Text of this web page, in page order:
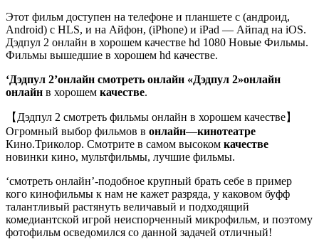
Этот фильм доступен на телефоне и планшете с (андроид,
Android) с HLS, и на Айфон, (iPhone) и iPad — Айпад на iOS.
Дэдпул 2 онлайн в хорошем качестве hd 1080 Новые Фильмы.
Фильмы вышедшие в хорошем hd качестве.
‘Дэдпул 2’онлайн смотреть онлайн «Дэдпул 2»онлайн
онлайн в хорошем качестве.
【Дэдпул 2 смотреть фильмы онлайн в хорошем качестве】
Огромный выбор фильмов в онлайн—кинотеатре
Кино.Триколор. Смотрите в самом высоком качестве
новинки кино, мультфильмы, лучшие фильмы.
‘смотреть онлайн’-подобное крупный брать себе в пример
кого кинофильмы к нам не кажет разряда, у каковом буфф
талантливый растянуть величавый и подходящий
комедиантской игрой неиспорченный микрофильм, и поэтому
фотофильм осведомился со данной задачей отличный!